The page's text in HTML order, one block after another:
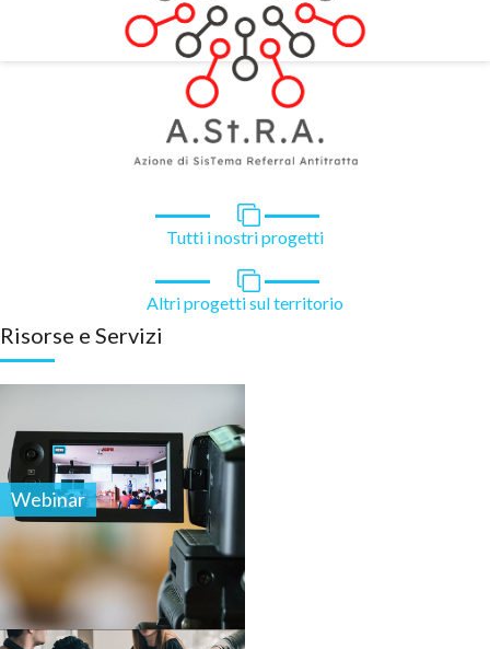
Tutti i nostri progetti
Altri progetti sul territorio
Risorse e Servizi
Webinar